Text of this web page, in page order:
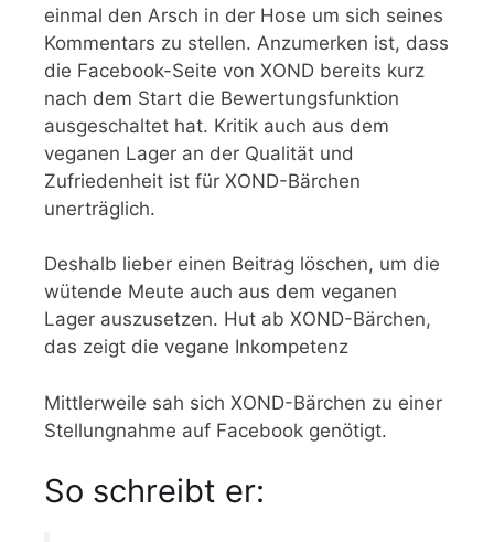
einmal den Arsch in der Hose um sich seines
Kommentars zu stellen. Anzumerken ist, dass
die Facebook-Seite von XOND bereits kurz
nach dem Start die Bewertungsfunktion
ausgeschaltet hat. Kritik auch aus dem
veganen Lager an der Qualität und
Zufriedenheit ist für XOND-Bärchen
unerträglich.
Deshalb lieber einen Beitrag löschen, um die
wütende Meute auch aus dem veganen
Lager auszusetzen. Hut ab XOND-Bärchen,
das zeigt die vegane Inkompetenz
Mittlerweile sah sich XOND-Bärchen zu einer
Stellungnahme auf Facebook genötigt.
So schreibt er: